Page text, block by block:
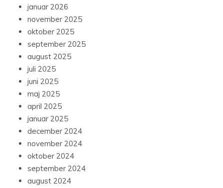
januar 2026
november 2025
oktober 2025
september 2025
august 2025
juli 2025
juni 2025
maj 2025
april 2025
januar 2025
december 2024
november 2024
oktober 2024
september 2024
august 2024